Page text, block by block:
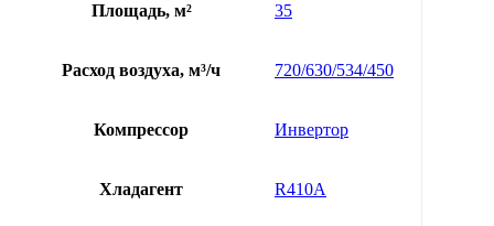
Площадь, м² 35
Расход воздуха, м³/ч 720/630/534/450
Компрессор Инвертор
Хладагент R410A